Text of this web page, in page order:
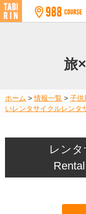
旅
ホーム >情報一覧 > 子供
いレンタサイクルレンタ
レン